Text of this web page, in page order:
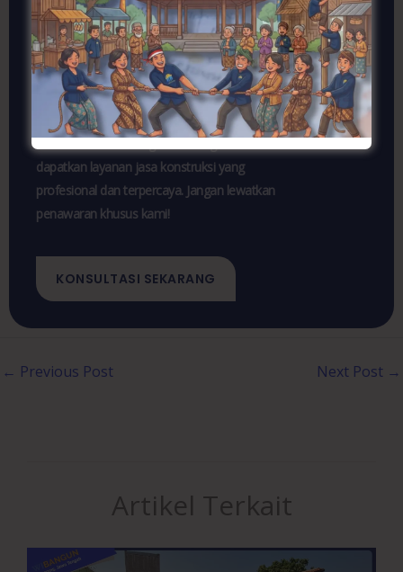
Konsultasi sekarang untuk mencoba dan
lihat bagaimana WIBANGUN bisa
membantu Anda!. Segera hubungi kami dan
dapatkan layanan jasa konstruksi yang
profesional dan terpercaya. Jangan lewatkan
penawaran khusus kami!
KONSULTASI SEKARANG
← Previous Post Next Post →
Artikel Terkait